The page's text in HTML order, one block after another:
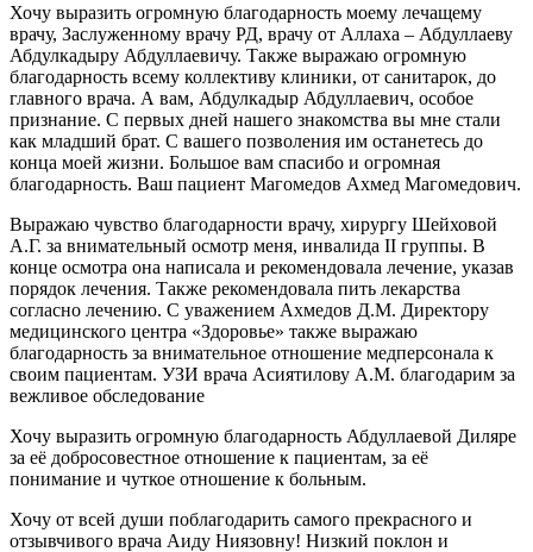
Хочу выразить огромную благодарность моему лечащему
врачу, Заслуженному врачу РД, врачу от Аллаха – Абдуллаеву
Абдулкадыру Абдуллаевичу. Также выражаю огромную
благодарность всему коллективу клиники, от санитарок, до
главного врача. А вам, Абдулкадыр Абдуллаевич, особое
признание. С первых дней нашего знакомства вы мне стали
как младший брат. С вашего позволения им останетесь до
конца моей жизни. Большое вам спасибо и огромная
благодарность. Ваш пациент Магомедов Ахмед Магомедович.
Выражаю чувство благодарности врачу, хирургу Шейховой
А.Г. за внимательный осмотр меня, инвалида II группы. В
конце осмотра она написала и рекомендовала лечение, указав
порядок лечения. Также рекомендовала пить лекарства
согласно лечению. С уважением Ахмедов Д.М. Директору
медицинского центра «Здоровье» также выражаю
благодарность за внимательное отношение медперсонала к
своим пациентам. УЗИ врача Асиятилову А.М. благодарим за
вежливое обследование
Хочу выразить огромную благодарность Абдуллаевой Диляре
за её добросовестное отношение к пациентам, за её
понимание и чуткое отношение к больным.
Хочу от всей души поблагодарить самого прекрасного и
отзывчивого врача Аиду Ниязовну! Низкий поклон и